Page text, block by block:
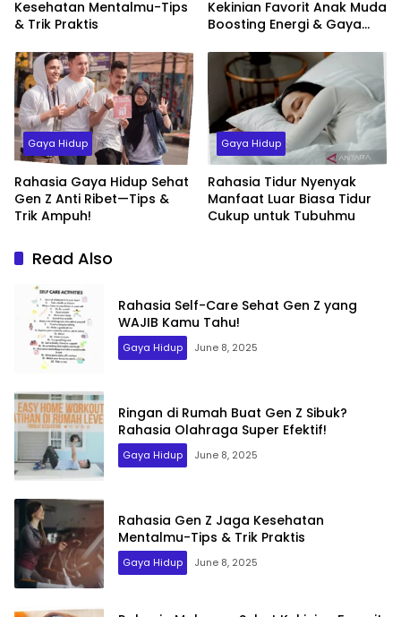
Kesehatan Mentalmu-Tips
& Trik Praktis
Kekinian Favorit Anak Muda
Boosting Energi & Gaya
Gaya Hidup
Rahasia Gaya Hidup Sehat
Gen Z Anti Ribet—Tips &
Trik Ampuh!
Gaya Hidup
Rahasia Tidur Nyenyak
Manfaat Luar Biasa Tidur
Cukup untuk Tubuhmu
Read Also
Rahasia Self-Care Sehat Gen Z yang
WAJIB Kamu Tahu!
Gaya Hidup June 8, 2025
Ringan di Rumah Buat Gen Z Sibuk?
Rahasia Olahraga Super Efektif!
Gaya Hidup June 8, 2025
Rahasia Gen Z Jaga Kesehatan
Mentalmu-Tips & Trik Praktis
Gaya Hidup June 8, 2025